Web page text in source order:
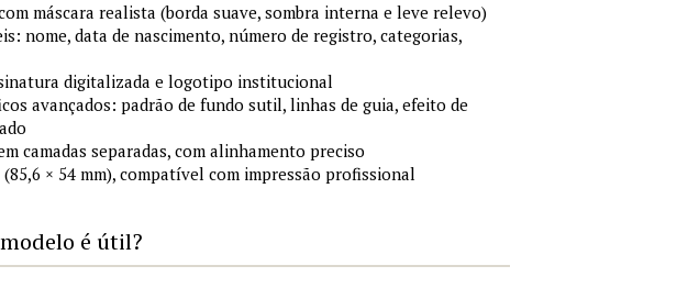
máscara realista (borda suave, sombra interna e leve relevo)
nome, data de nascimento, número de registro, categorias,
digitalizada e logotipo institucional
avançados: padrão de fundo sutil, linhas de guia, efeito de
camadas separadas, com alinhamento preciso
× 54 mm), compatível com impressão profissional
é útil?